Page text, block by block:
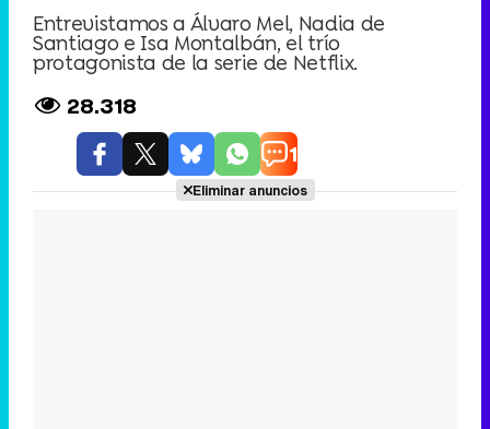
Entrevistamos a Álvaro Mel, Nadia de
Santiago e Isa Montalbán, el trío
protagonista de la serie de Netflix.
28.318
1
Eliminar anuncios